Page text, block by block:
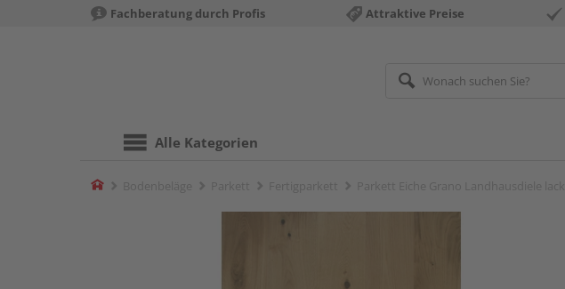
Fachberatung durch Profis Attraktive Preise
Alle Kategorien
Home